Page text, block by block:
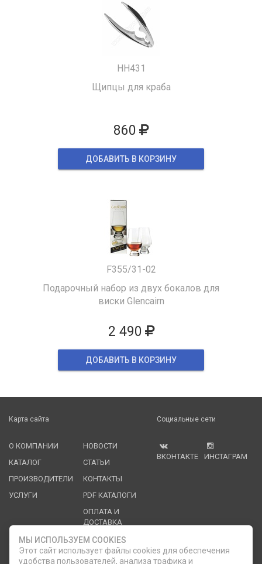
HH431
Щипцы для краба
860
ДОБАВИТЬ В КОРЗИНУ
F355/31-02
Подарочный набор из двух бокалов для
виски Glencairn
2 490
ДОБАВИТЬ В КОРЗИНУ
Карта сайта
О КОМПАНИИ
КАТАЛОГ
ПРОИЗВОДИТЕЛИ
УСЛУГИ
НОВОСТИ
СТАТЬИ
КОНТАКТЫ
PDF КАТАЛОГИ
ОПЛАТА И
ДОСТАВКА
Социальные сети
ВКОНТАКТЕ ИНСТАГРАМ
Служба клиентской поддержки
МЫ ИСПОЛЬЗУЕМ COOKIES
Этот сайт использует файлы cookies для обеспечения
удобства пользователей, анализа трафика и